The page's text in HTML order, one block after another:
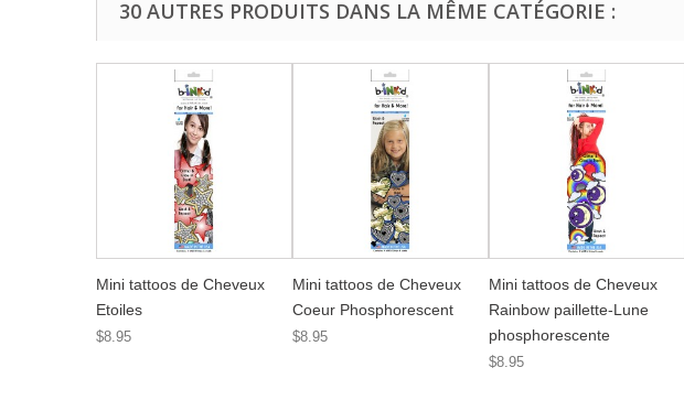
30 AUTRES PRODUITS DANS LA MÊME CATÉGORIE :
Mini tattoos de Cheveux
Etoiles
$8.95
Mini tattoos de Cheveux
Coeur Phosphorescent
$8.95
Mini tattoos de Cheveux
Rainbow paillette-Lune
phosphorescente
$8.95